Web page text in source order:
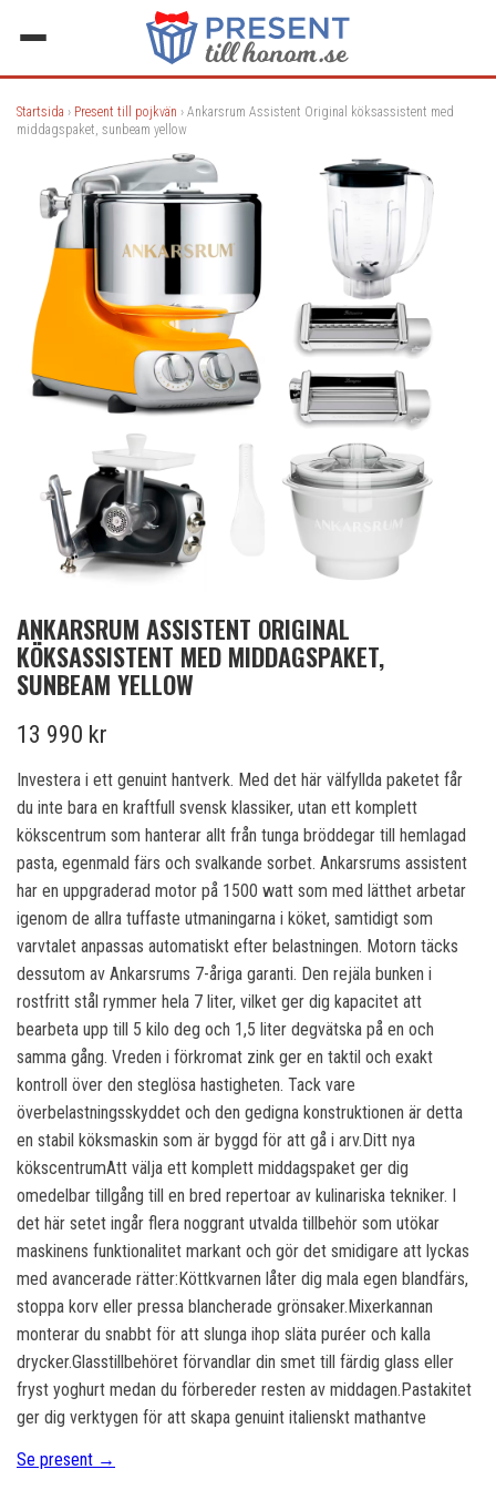
Startsida › Present till pojkvän › Ankarsrum Assistent Original köksassistent med
middagspaket, sunbeam yellow
ANKARSRUM ASSISTENT ORIGINAL
KÖKSASSISTENT MED MIDDAGSPAKET,
SUNBEAM YELLOW
13 990 kr
Investera i ett genuint hantverk. Med det här välfyllda paketet får
du inte bara en kraftfull svensk klassiker, utan ett komplett
kökscentrum som hanterar allt från tunga bröddegar till hemlagad
pasta, egenmald färs och svalkande sorbet. Ankarsrums assistent
har en uppgraderad motor på 1500 watt som med lätthet arbetar
igenom de allra tuffaste utmaningarna i köket, samtidigt som
varvtalet anpassas automatiskt efter belastningen. Motorn täcks
dessutom av Ankarsrums 7-åriga garanti. Den rejäla bunken i
rostfritt stål rymmer hela 7 liter, vilket ger dig kapacitet att
bearbeta upp till 5 kilo deg och 1,5 liter degvätska på en och
samma gång. Vreden i förkromat zink ger en taktil och exakt
kontroll över den steglösa hastigheten. Tack vare
överbelastningsskyddet och den gedigna konstruktionen är detta
en stabil köksmaskin som är byggd för att gå i arv.Ditt nya
kökscentrumAtt välja ett komplett middagspaket ger dig
omedelbar tillgång till en bred repertoar av kulinariska tekniker. I
det här setet ingår flera noggrant utvalda tillbehör som utökar
maskinens funktionalitet markant och gör det smidigare att lyckas
med avancerade rätter:Köttkvarnen låter dig mala egen blandfärs,
stoppa korv eller pressa blancherade grönsaker.Mixerkannan
monterar du snabbt för att slunga ihop släta puréer och kalla
drycker.Glasstillbehöret förvandlar din smet till färdig glass eller
fryst yoghurt medan du förbereder resten av middagen.Pastakitet
ger dig verktygen för att skapa genuint italienskt mathantve
Se present →